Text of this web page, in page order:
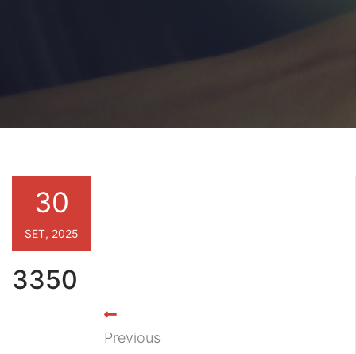
3350
30
SET, 2025
Previous